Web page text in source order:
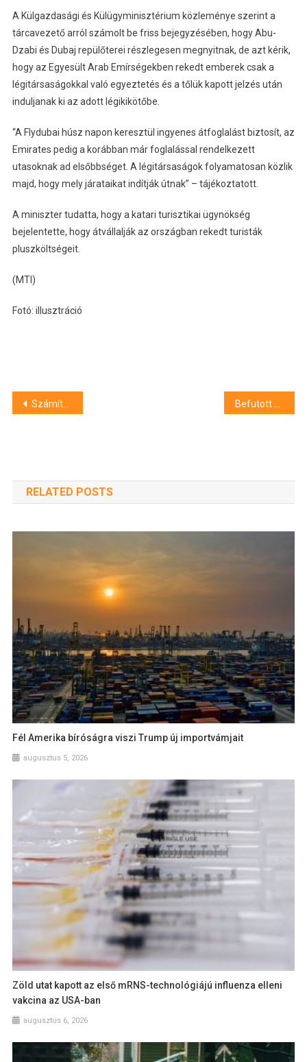
A Külgazdasági és Külügyminisztérium közleménye szerint a
tárcavezető arról számolt be friss bejegyzésében, hogy Abu-
Dzabi és Dubaj repülőterei részlegesen megnyitnak, de azt kérik,
hogy az Egyesült Arab Emírségekben rekedt emberek csak a
légitársaságokkal való egyeztetés és a tőlük kapott jelzés után
induljanak ki az adott légikikötőbe.
“A Flydubai húsz napon keresztül ingyenes átfoglalást biztosít, az
Emirates pedig a korábban már foglalással rendelkezett
utasoknak ad elsőbbséget. A légitársaságok folyamatosan közlik
majd, hogy mely járataikat indítják útnak” – tájékoztatott.
A miniszter tudatta, hogy a katari turisztikai ügynökség
bejelentette, hogy átvállalják az országban rekedt turisták
pluszköltségeit.
(MTI)
Fotó: illusztráció
Bejegyzés
Számítógépeket adományozott egy szegedi cég négy környékbeli önkormányzatnak
RELATED POSTS
Fél Amerika bíróságra viszi Trump új importvámjait
augusztus 5, 2026
Zöld utat kapott az első mRNS-technológiájú influenza elleni
vakcina az USA-ban
augusztus 6, 2026